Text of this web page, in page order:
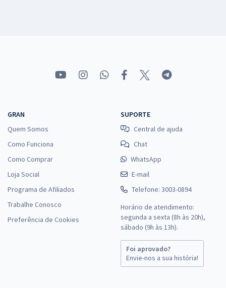
GRAN
Quem Somos
Como Funciona
Como Comprar
Loja Social
Programa de Afiliados
Trabalhe Conosco
Preferência de Cookies
SUPORTE
Central de ajuda
Chat
WhatsApp
E-mail
Telefone: 3003-0894
Horário de atendimento:
segunda a sexta (8h às 20h),
sábado (9h às 13h).
Foi aprovado?
Envie-nos a sua história!